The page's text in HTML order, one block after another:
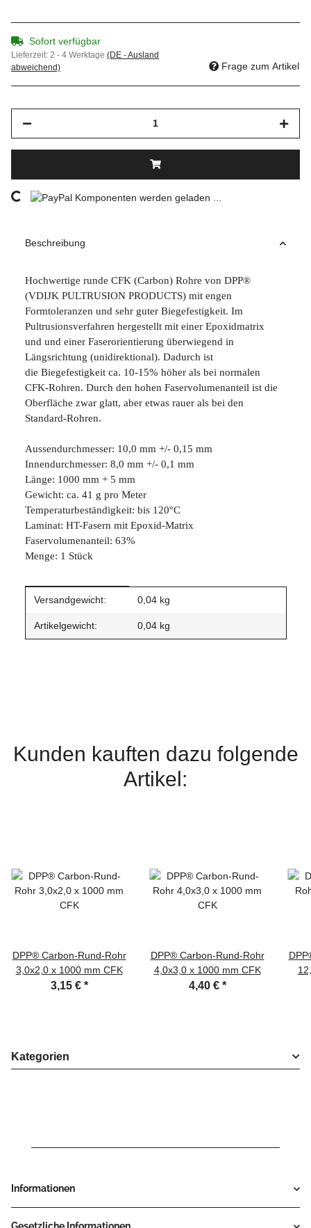
Sofort verfügbar
Lieferzeit: 2 - 4 Werktage (DE - Ausland
abweichend)
Frage zum Artikel
Komponenten werden geladen ...
Beschreibung
Hochwertige runde CFK (Carbon) Rohre von DPP®
(VDIJK PULTRUSION PRODUCTS) mit engen
Formtoleranzen und sehr guter Biegefestigkeit. Im
Pultrusionsverfahren hergestellt mit einer Epoxidmatrix
und und einer Faserorientierung überwiegend in
Längsrichtung (unidirektional). Dadurch ist
die Biegefestigkeit ca. 10-15% höher als bei normalen
CFK-Rohren. Durch den hohen Faservolumenanteil ist die
Oberfläche zwar glatt, aber etwas rauer als bei den
Standard-Rohren.
Aussendurchmesser: 10,0 mm +/- 0,15 mm
Innendurchmesser: 8,0 mm +/- 0,1 mm
Länge: 1000 mm + 5 mm
Gewicht: ca. 41 g pro Meter
Temperaturbeständigkeit: bis 120°C
Laminat: HT-Fasern mit Epoxid-Matrix
Faservolumenanteil: 63%
Menge: 1 Stück
Produkteigenschaft
Wert
Versandgewicht: 0,04 kg
Artikelgewicht: 0,04 kg
Kunden kauften dazu folgende
Artikel:
DPP® Carbon-Rund-Rohr
3,0x2,0 x 1000 mm CFK
3,15 € *
DPP® Carbon-Rund-Rohr
4,0x3,0 x 1000 mm CFK
4,40 € *
Kategorien
Informationen